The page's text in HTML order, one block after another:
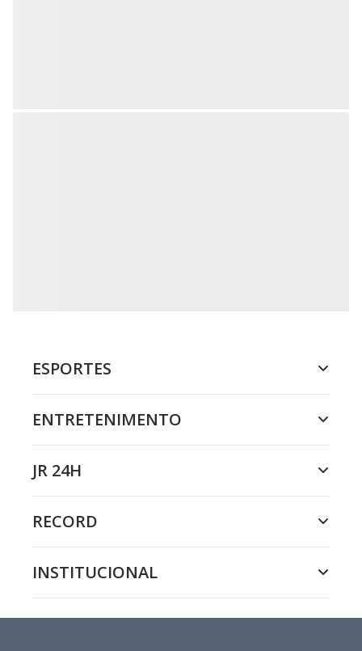
ESPORTES
ENTRETENIMENTO
JR 24H
RECORD
INSTITUCIONAL